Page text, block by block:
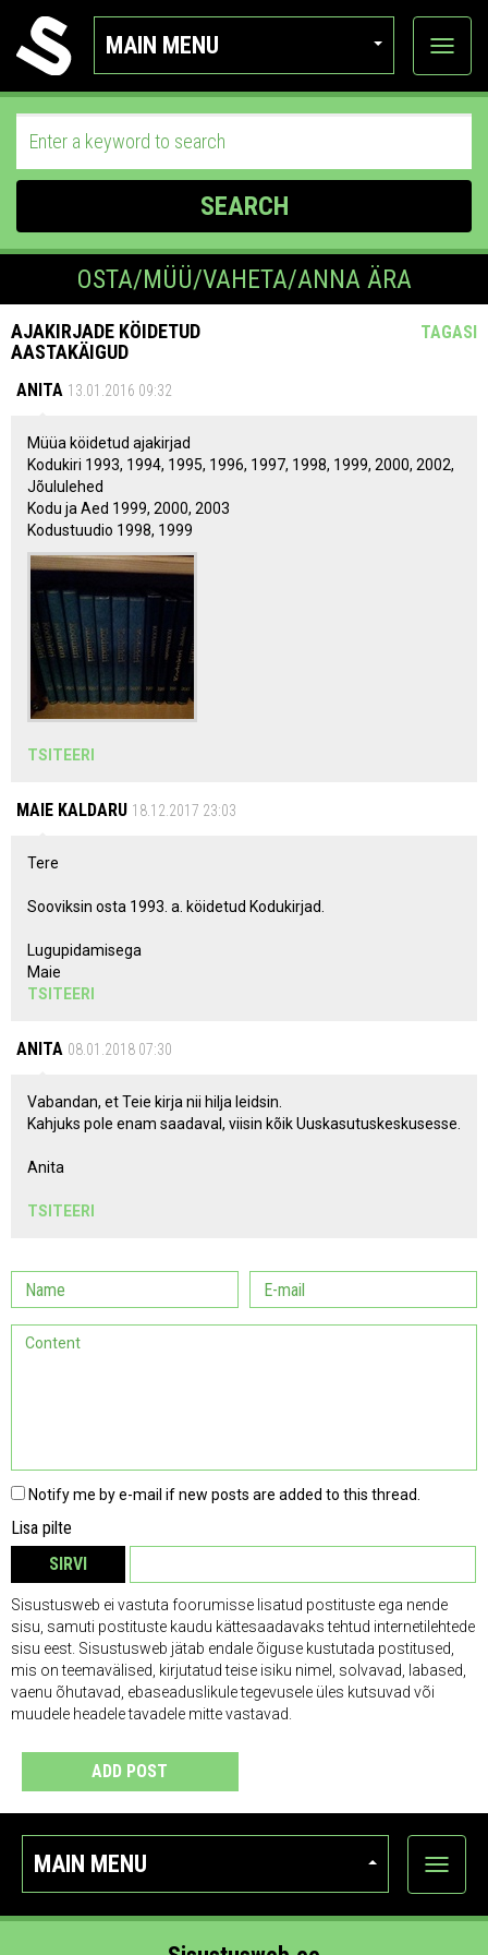
MAIN MENU
View
SEARCH
OSTA/MÜÜ/VAHETA/ANNA ÄRA
AJAKIRJADE KÖIDETUD
AASTAKÄIGUD
TAGASI
ANITA 13.01.2016 09:32
Müüa köidetud ajakirjad
Kodukiri 1993, 1994, 1995, 1996, 1997, 1998, 1999, 2000, 2002,
Jõululehed
Kodu ja Aed 1999, 2000, 2003
Kodustuudio 1998, 1999
TSITEERI
MAIE KALDARU 18.12.2017 23:03
Tere
Sooviksin osta 1993. a. köidetud Kodukirjad.
Lugupidamisega
Maie
TSITEERI
ANITA 08.01.2018 07:30
Vabandan, et Teie kirja nii hilja leidsin.
Kahjuks pole enam saadaval, viisin kõik Uuskasutuskeskusesse.
Anita
TSITEERI
Notify me by e-mail if new posts are added to this thread.
Lisa pilte
SIRVI
Sisustusweb ei vastuta foorumisse lisatud postituste ega nende
sisu, samuti postituste kaudu kättesaadavaks tehtud internetilehtede
sisu eest. Sisustusweb jätab endale õiguse kustutada postitused,
mis on teemavälised, kirjutatud teise isiku nimel, solvavad, labased,
vaenu õhutavad, ebaseaduslikule tegevusele üles kutsuvad või
muudele headele tavadele mitte vastavad.
ADD POST
MAIN MENU
Show